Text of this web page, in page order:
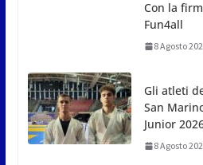
Gli atleti
San
Junior
L’arte
maestri: si
grande